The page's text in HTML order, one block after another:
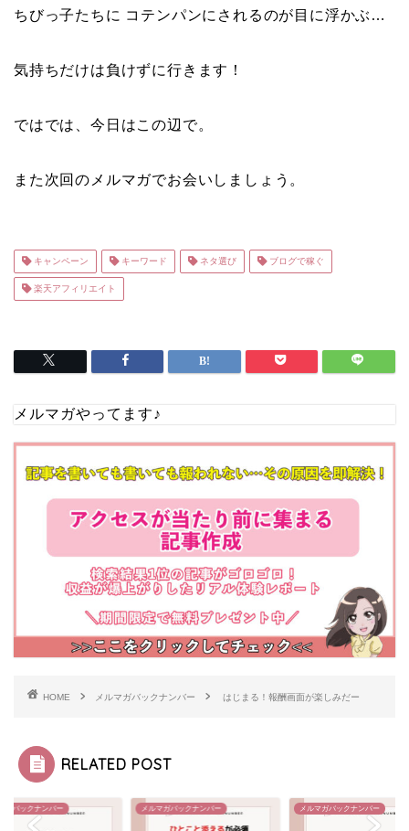
ちびっ子たちに コテンパンにされるのが目に浮かぶ…
気持ちだけは負けずに行きます！
ではでは、今日はこの辺で。
また次回のメルマガでお会いしましょう。
キャンペーン キーワード ネタ選び ブログで稼ぐ
楽天アフィリエイト
メルマガやってます♪
HOME メルマガバックナンバー はじまる！報酬画面が楽しみだー
RELATED POST
ガバックナンバー メルマガバックナンバー メルマガバックナンバー